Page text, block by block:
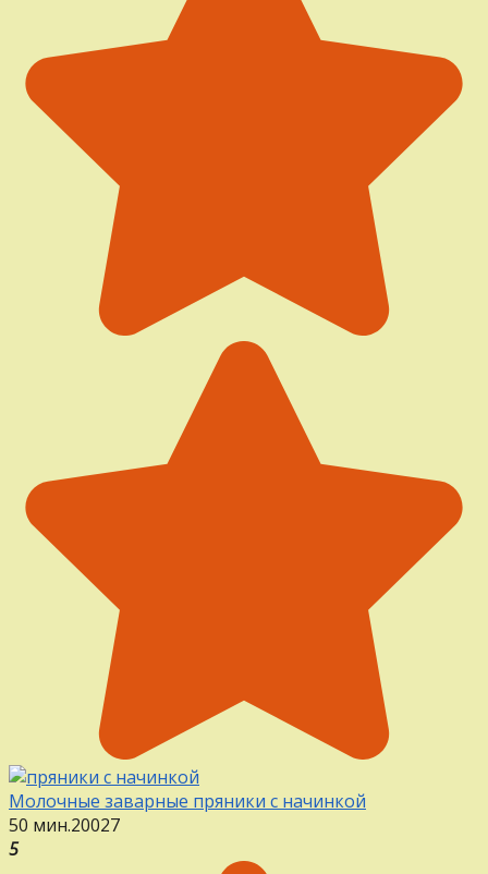
Молочные заварные пряники с начинкой
50 мин.20027
5